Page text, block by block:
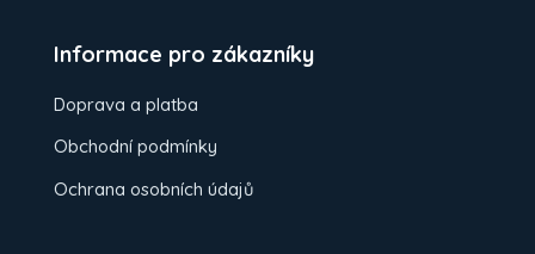
Informace pro zákazníky
Doprava a platba
Obchodní podmínky
Ochrana osobních údajů